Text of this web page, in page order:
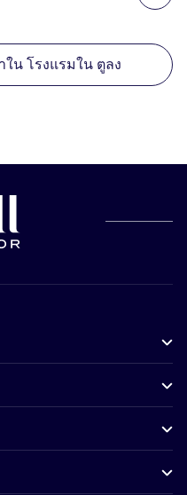
ใน โรงแรมใน ตูลง